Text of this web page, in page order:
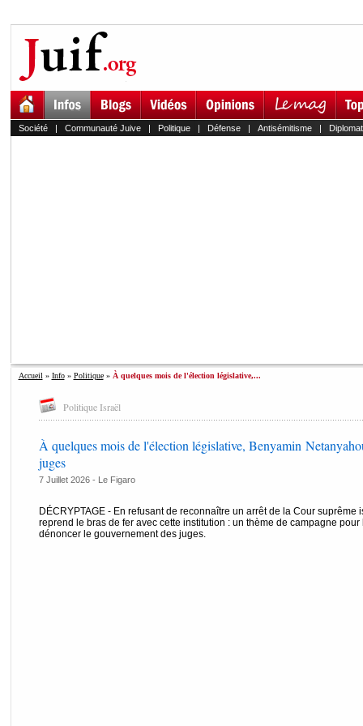
Société| Communauté Juive| Politique| Défense| Antisémitisme|
Accueil » Info» Politique» À quelques mois de l'élection législative,...
Politique Israël
À quelques mois de l'élection législative, Benyamin
juges
7 Juillet 2026 - Le Figaro
DÉCRYPTAGE - En refusant de reconnaître un arrêt de la Cour
reprend le bras de fer avec cette institution : un thème de campagne
dénoncer le gouvernement des juges.